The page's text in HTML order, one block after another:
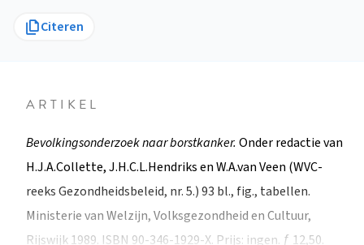
Citeren
ARTIKEL
Bevolkingsonderzoek naar borstkanker. Onder redactie van
H.J.A.Collette, J.H.C.L.Hendriks en W.A.van Veen (WVC-
reeks Gezondheidsbeleid, nr. 5.) 93 bl., fig., tabellen.
Ministerie van Welzijn, Volksgezondheid en Cultuur,
Rijswijk 1989. ISBN 90-346-1929-X. Prijs: ingen. ƒ 12,50.